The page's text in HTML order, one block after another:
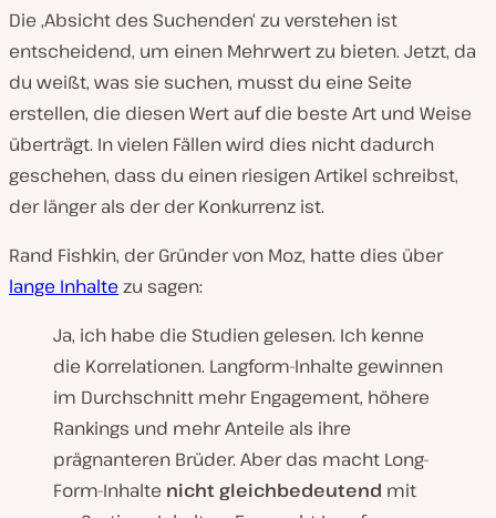
Die ‚Absicht des Suchenden‘ zu verstehen ist
entscheidend, um einen Mehrwert zu bieten. Jetzt, da
du weißt, was sie suchen, musst du eine Seite
erstellen, die diesen Wert auf die beste Art und Weise
überträgt. In vielen Fällen wird dies nicht dadurch
geschehen, dass du einen riesigen Artikel schreibst,
der länger als der der Konkurrenz ist.
Rand Fishkin, der Gründer von Moz, hatte dies über
lange Inhalte zu sagen:
Ja, ich habe die Studien gelesen. Ich kenne
die Korrelationen. Langform-Inhalte gewinnen
im Durchschnitt mehr Engagement, höhere
Rankings und mehr Anteile als ihre
prägnanteren Brüder. Aber das macht Long-
Form-Inhalte nicht gleichbedeutend mit